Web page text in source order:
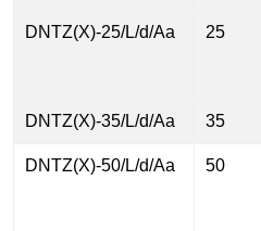
DNTZ(X)-25/L/d/Aa 25
DNTZ(X)-35/L/d/Aa 35
DNTZ(X)-50/L/d/Aa 50